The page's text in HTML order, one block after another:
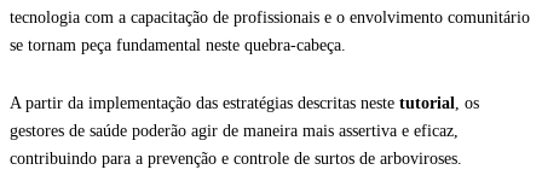
tecnologia com a capacitação de profissionais e o envolvimento comunitário
se tornam peça fundamental neste quebra-cabeça.
A partir da implementação das estratégias descritas neste tutorial
, os
gestores de saúde poderão agir de maneira mais assertiva e eficaz,
contribuindo para a prevenção e controle de surtos de arboviroses.